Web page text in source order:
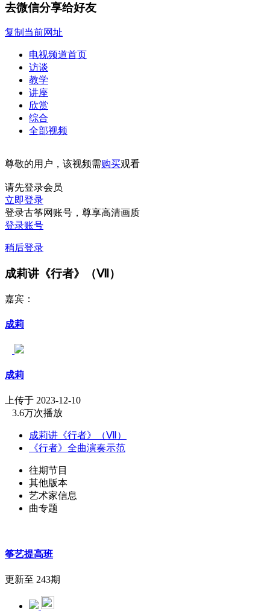
去微信分享给好友
复制当前网址
电视频道首页
访谈
教学
讲座
欣赏
综合
全部视频
尊敬的用户，该视频需购买观看
请先登录会员
立即登录
登录古筝网账号，尊享高清画质
登录账号
稍后登录
成莉讲《行者》（Ⅶ）
嘉宾：
成莉
成莉
上传于 2023-12-10
3.6万次播放
成莉讲《行者》（Ⅶ）
《行者》全曲演奏示范
往期节目
其他版本
艺术家信息
曲专题
筝艺提高班
更新至 243期